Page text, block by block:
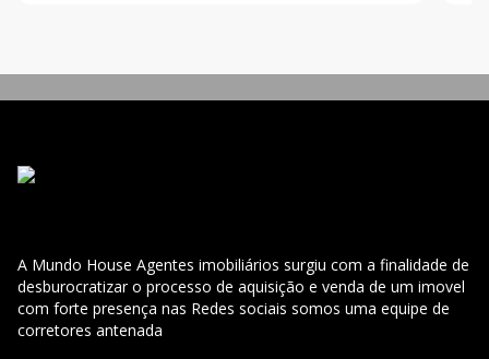
A Mundo House Agentes imobiliários surgiu com a finalidade de
desburocratizar o processo de aquisição e venda de um imovel
com forte presença nas Redes sociais somos uma equipe de
corretores antenada